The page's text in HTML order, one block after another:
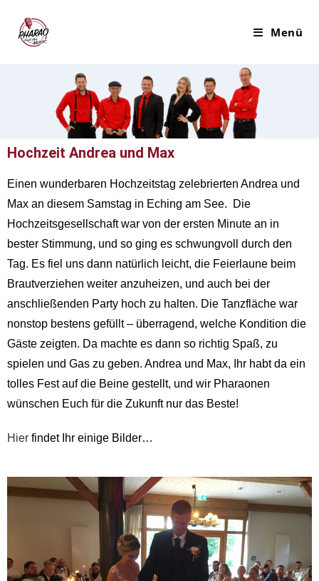
Menü
Hochzeit Andrea und Max
Einen wunderbaren Hochzeitstag zelebrierten Andrea und
Max an diesem Samstag in Eching am See. Die
Hochzeitsgesellschaft war von der ersten Minute an in
bester Stimmung, und so ging es schwungvoll durch den
Tag. Es fiel uns dann natürlich leicht, die Feierlaune beim
Brautverziehen weiter anzuheizen, und auch bei der
anschließenden Party hoch zu halten. Die Tanzfläche war
nonstop bestens gefüllt – überragend, welche Kondition die
Gäste zeigten. Da machte es dann so richtig Spaß, zu
spielen und Gas zu geben. Andrea und Max, Ihr habt da ein
tolles Fest auf die Beine gestellt, und wir Pharaonen
wünschen Euch für die Zukunft nur das Beste!
Hier findet Ihr einige Bilder…